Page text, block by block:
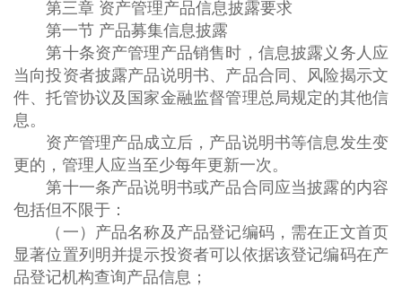
第三章 资产管理产品信息披露要求
第一节 产品募集信息披露
第十条资产管理产品销售时，信息披露义务人应
当向投资者披露产品说明书、产品合同、风险揭示文
件、托管协议及国家金融监督管理总局规定的其他信
息。
资产管理产品成立后，产品说明书等信息发生变
更的，管理人应当至少每年更新一次。
第十一条产品说明书或产品合同应当披露的内容
包括但不限于：
（一）产品名称及产品登记编码，需在正文首页
显著位置列明并提示投资者可以依据该登记编码在产
品登记机构查询产品信息；